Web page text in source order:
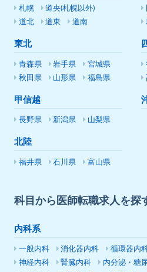
札幌
道央(札幌以外)
道北
道東 道南
東北
青森県 岩手県
宮城県
秋田県
山形県 福島県
甲信越
長野県 新潟県 山梨県
北陸
福井県 石川県 富山県
科目から医師転職求人を探
内科系
一般内科 消化器内科 循環器内
神経内科
腎臓内科 内分泌・糖